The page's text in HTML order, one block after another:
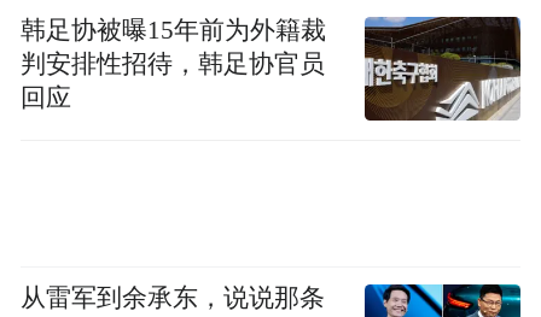
韩足协被曝15年前为外籍裁
判安排性招待，韩足协官员
回应
从雷军到余承东，说说那条